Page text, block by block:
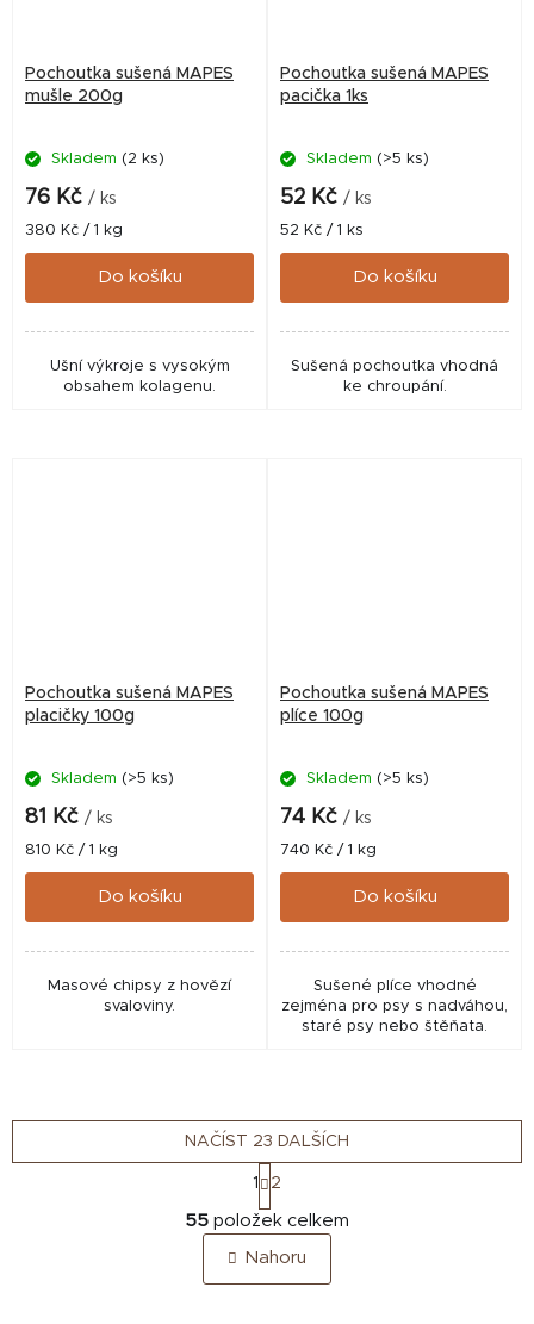
Pochoutka sušená MAPES
mušle 200g
Skladem (2 ks)
76 Kč / ks
Měrná
cena:
380 Kč / 1 kg
Do košíku
Ušní výkroje s vysokým
obsahem kolagenu.
Pochoutka sušená MAPES
pacička 1ks
Skladem (>5 ks)
52 Kč / ks
Měrná
cena:
52 Kč / 1 ks
Do košíku
Sušená pochoutka vhodná
ke chroupání.
Pochoutka sušená MAPES
placičky 100g
Skladem (>5 ks)
81 Kč / ks
Měrná
cena:
810 Kč / 1 kg
Do košíku
Masové chipsy z hovězí
svaloviny.
Pochoutka sušená MAPES
plíce 100g
Skladem (>5 ks)
74 Kč / ks
Měrná
cena:
740 Kč / 1 kg
Do košíku
Sušené plíce vhodné
zejména pro psy s nadváhou,
staré psy nebo štěňata.
O
v
l
á
NAČÍST 23 DALŠÍCH
S
t
r
á
n
k
1 2
55 položek celkem
Nahoru